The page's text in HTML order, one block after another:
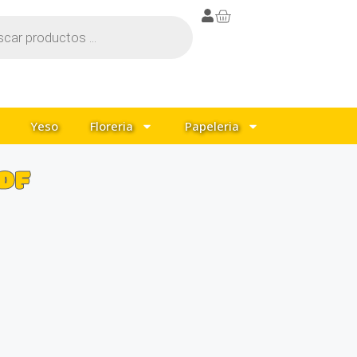
Yeso Floreria Papeleria